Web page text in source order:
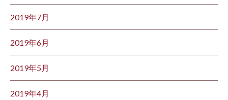
2019年7月
2019年6月
2019年5月
2019年4月